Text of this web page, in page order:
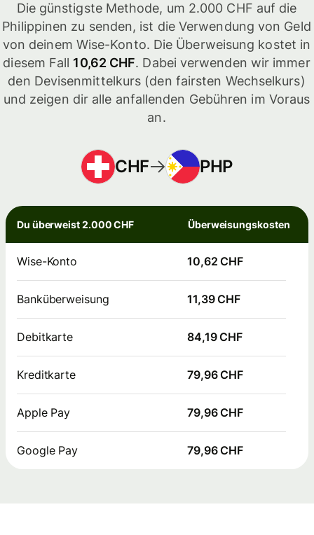
Die günstigste Methode, um 2.000 CHF auf die
Philippinen zu senden, ist die Verwendung von Geld
von deinem Wise-Konto. Die Überweisung kostet in
diesem Fall 10,62 CHF. Dabei verwenden wir immer
den Devisenmittelkurs (den fairsten Wechselkurs)
und zeigen dir alle anfallenden Gebühren im Voraus
an.
CHF PHP
Du überweist 2.000 CHF Überweisungskosten
Wise-Konto 10,62 CHF
Banküberweisung 11,39 CHF
Debitkarte 84,19 CHF
Kreditkarte 79,96 CHF
Apple Pay 79,96 CHF
Google Pay 79,96 CHF